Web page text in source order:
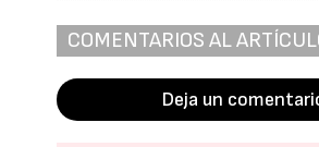
COMENTARIOS AL
Deja un